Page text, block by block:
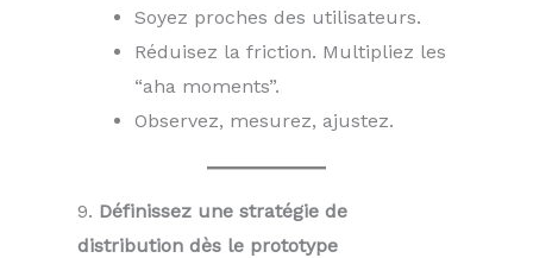
Soyez proches des utilisateurs.
Réduisez la friction. Multipliez les
“aha moments”.
Observez, mesurez, ajustez.
9. Définissez une stratégie de
distribution dès le prototype